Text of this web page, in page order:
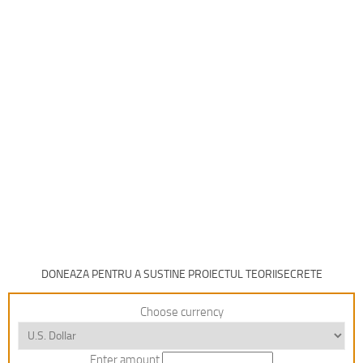
DONEAZA PENTRU A SUSTINE PROIECTUL TEORIISECRETE
Choose currency
Enter amount